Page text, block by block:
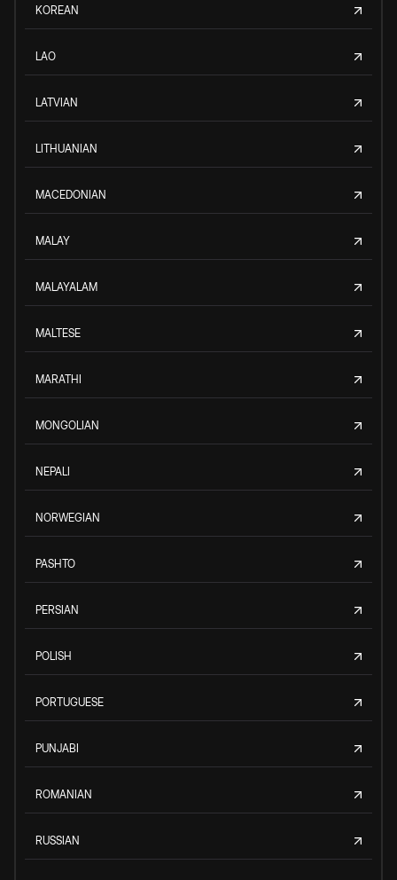
KOREAN
LAO
LATVIAN
LITHUANIAN
MACEDONIAN
MALAY
MALAYALAM
MALTESE
MARATHI
MONGOLIAN
NEPALI
NORWEGIAN
PASHTO
PERSIAN
POLISH
PORTUGUESE
PUNJABI
ROMANIAN
RUSSIAN